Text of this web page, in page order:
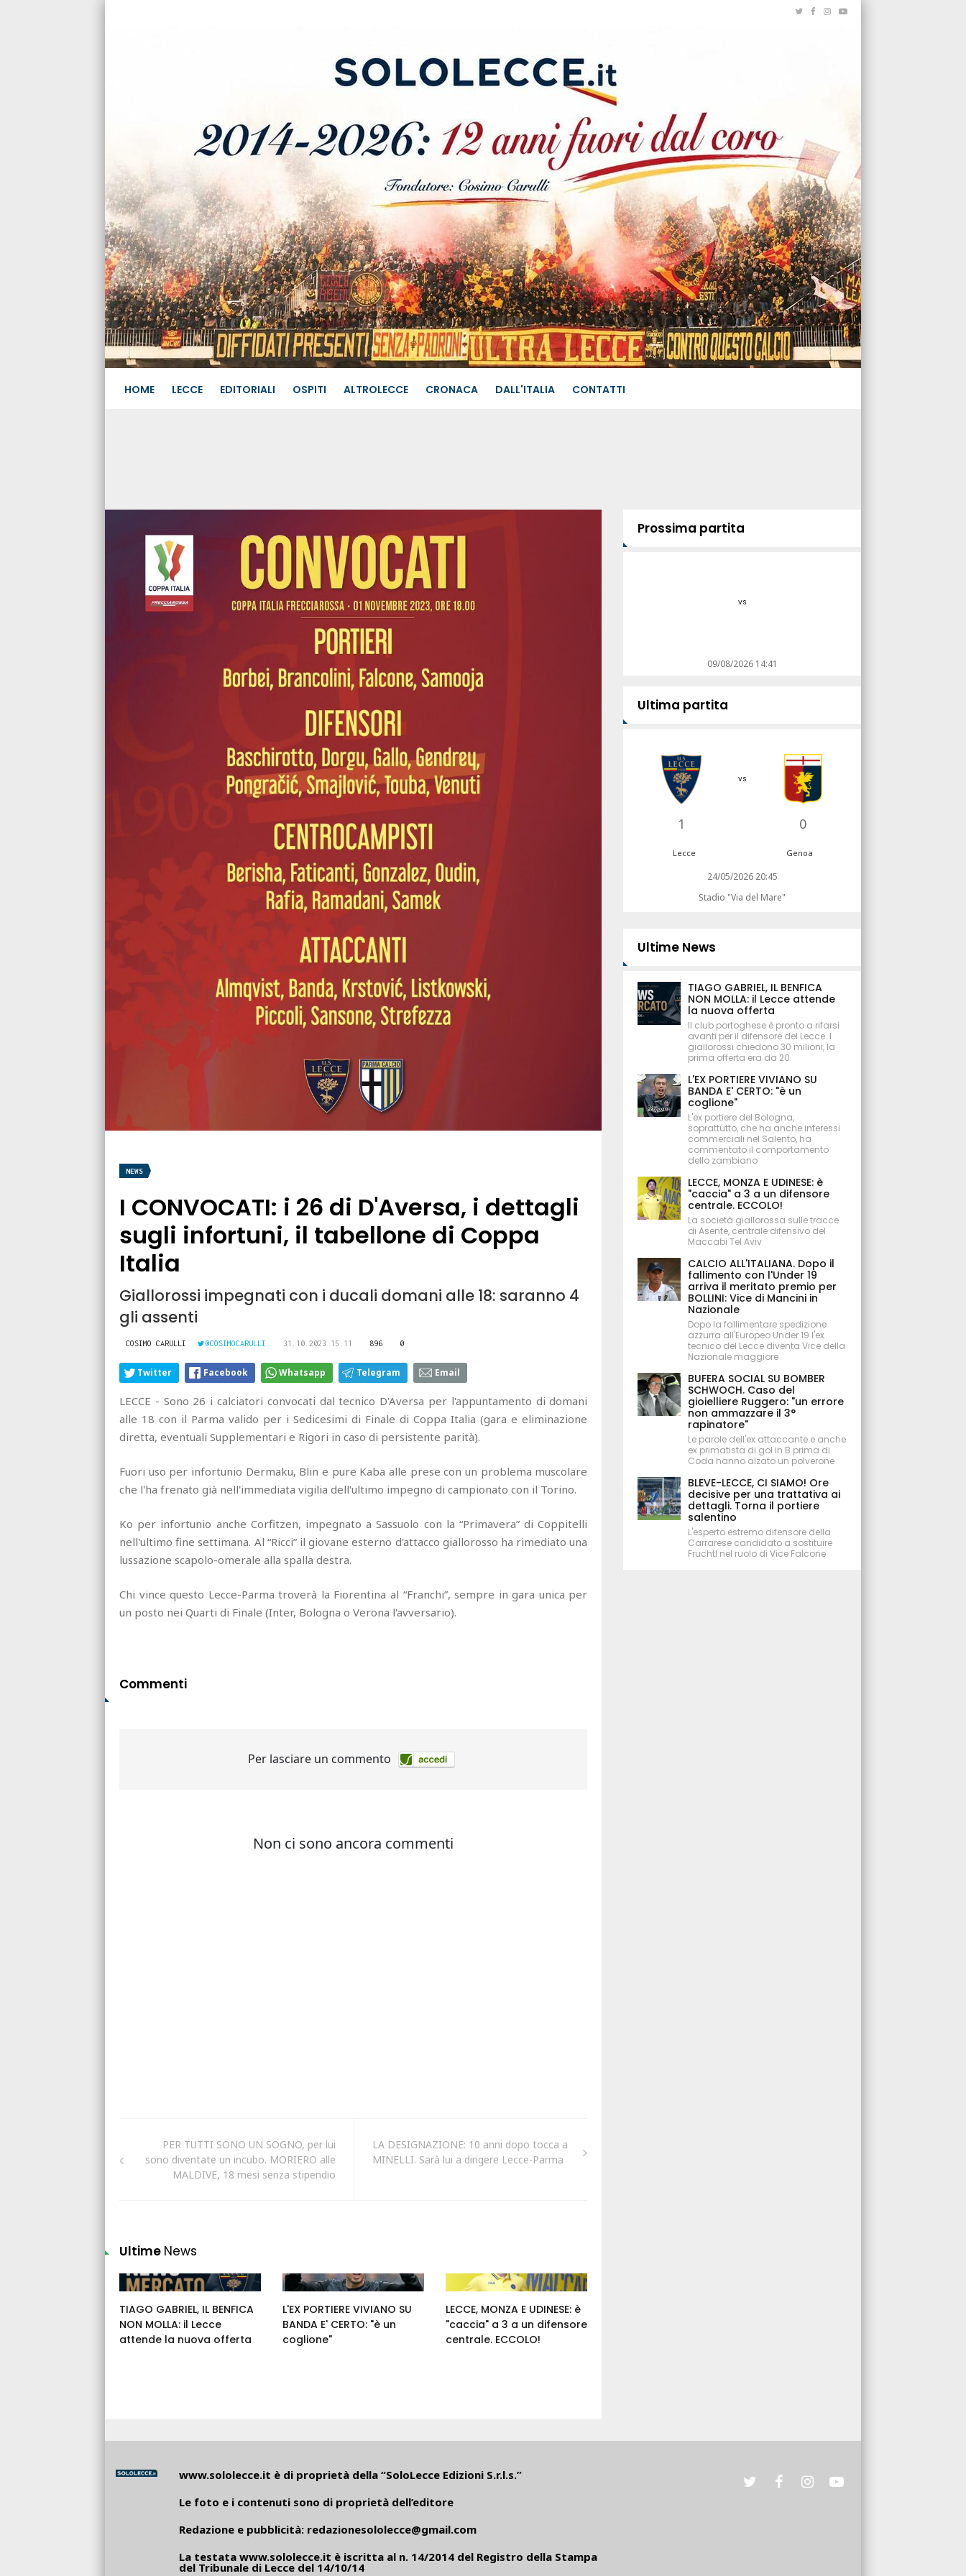
HOME LECCE EDITORIALI OSPITI ALTROLECCE CRONACA DALL'ITALIA CONTATTI
NEWS
I CONVOCATI: i 26 di D'Aversa, i dettagli
sugli infortuni, il tabellone di Coppa
Italia
Giallorossi impegnati con i ducali domani alle 18: saranno 4
gli assenti
COSIMO CARULLI @COSIMOCARULLI 31.10.2023 15:11 896 0
Twitter Facebook Whatsapp Telegram Email
LECCE - Sono 26 i calciatori convocati dal tecnico D'Aversa per l'appuntamento di domani
alle 18 con il Parma valido per i Sedicesimi di Finale di Coppa Italia (gara e eliminazione
diretta, eventuali Supplementari e Rigori in caso di persistente parità).
Fuori uso per infortunio Dermaku, Blin e pure Kaba alle prese con un problema muscolare
che l'ha frenato già nell'immediata vigilia dell'ultimo impegno di campionato con il Torino.
Ko per infortunio anche Corfitzen, impegnato a Sassuolo con la “Primavera” di Coppitelli
nell'ultimo fine settimana. Al “Ricci” il giovane esterno d'attacco giallorosso ha rimediato una
lussazione scapolo-omerale alla spalla destra.
Chi vince questo Lecce-Parma troverà la Fiorentina al “Franchi”, sempre in gara unica per
un posto nei Quarti di Finale (Inter, Bologna o Verona l'avversario).
Commenti
PER TUTTI SONO UN SOGNO, per lui
sono diventate un incubo. MORIERO alle
MALDIVE, 18 mesi senza stipendio
LA DESIGNAZIONE: 10 anni dopo tocca a
MINELLI. Sarà lui a dirigere Lecce-Parma
Ultime News
TIAGO GABRIEL, IL BENFICA
NON MOLLA: il Lecce
attende la nuova offerta
L'EX PORTIERE VIVIANO SU
BANDA E' CERTO: "è un
coglione"
LECCE, MONZA E UDINESE: è
"caccia" a 3 a un difensore
centrale. ECCOLO!
Prossima partita
vs
09/08/2026 14:41
Ultima partita
1
vs
0
Lecce Genoa
24/05/2026 20:45
Stadio "Via del Mare"
Ultime News
TIAGO GABRIEL, IL BENFICA
NON MOLLA: il Lecce attende
la nuova offerta
Il club portoghese è pronto a rifarsi
avanti per il difensore del Lecce. I
giallorossi chiedono 30 milioni, la
prima offerta era da 20.
L'EX PORTIERE VIVIANO SU
BANDA E' CERTO: "è un
coglione"
L'ex portiere del Bologna,
soprattutto, che ha anche interessi
commerciali nel Salento, ha
commentato il comportamento
dello zambiano
LECCE, MONZA E UDINESE: è
"caccia" a 3 a un difensore
centrale. ECCOLO!
La società giallorossa sulle tracce
di Asente, centrale difensivo del
Maccabi Tel Aviv
CALCIO ALL'ITALIANA. Dopo il
fallimento con l'Under 19
arriva il meritato premio per
BOLLINI: Vice di Mancini in
Nazionale
Dopo la fallimentare spedizione
azzurra all'Europeo Under 19 l'ex
tecnico del Lecce diventa Vice della
Nazionale maggiore
BUFERA SOCIAL SU BOMBER
SCHWOCH. Caso del
gioielliere Ruggero: "un errore
non ammazzare il 3°
rapinatore"
Le parole dell'ex attaccante e anche
ex primatista di gol in B prima di
Coda hanno alzato un polverone
BLEVE-LECCE, CI SIAMO! Ore
decisive per una trattativa ai
dettagli. Torna il portiere
salentino
L'esperto estremo difensore della
Carrarese candidato a sostituire
Fruchtl nel ruolo di Vice Falcone
www.sololecce.it è di proprietà della “SoloLecce Edizioni S.r.l.s.”
Le foto e i contenuti sono di proprietà dell’editore
Redazione e pubblicità: redazionesololecce@gmail.com
La testata www.sololecce.it è iscritta al n. 14/2014 del Registro della Stampa
del Tribunale di Lecce del 14/10/14